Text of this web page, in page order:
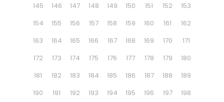
145
146 147 148 149 150 151 152
153
154
155 156 157 158 159 160 161
162
163
164 165 166 167 168 169 170
171
172
173 174 175 176 177 178 179
180
181
182 183 184 185 186 187 188
189
190
191 192 193 194 195 196 197
198